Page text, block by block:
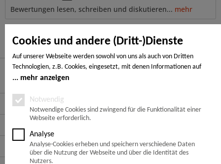
Cookies und andere (Dritt-)Dienste
Auf unserer Webseite werden sowohl von uns als auch von Dritten
Technologien, z.B. Cookies, eingesetzt, mit denen Informationen auf
Ihrem Endgerät gespeichert und/oder von Ihrem Endgerät abgerufen
Notwendige Cookies, Analyse-, Marketing- und Statistik-Cookies. Bei den
notwendigen Cookies handelt es sich um solche, die technisch notwendig
sind, um den von Ihnen gewünschten Dienst bereitzustellen, die übrigen
Cookies werden nur auf Grund einer von Ihnen erteilten Einwilligung
gesetzt. Die Einwilligung ist freiwillig. Personen, die das 16. Lebensjahr
noch nicht vollendet haben, benötigen die Zustimmung der
Sorgeberechtigten. Sie können Ihre Entscheidung jederzeit mit Wirkung
mehr anzeigen
Notwendig
Notwendige Cookies sind zwingend für die Funktionalität einer
Webseite erforderlich.
Analyse
Analyse-Cookies erheben und speichern verschiedene Daten
über die Nutzung der Webseite und über die Identität des
Nutzers.
Bewertungen lesen, schreiben und diskutieren... mehr
Ähnliche Artikel
Hier finden Sie uns
Service Hotline
Informationen